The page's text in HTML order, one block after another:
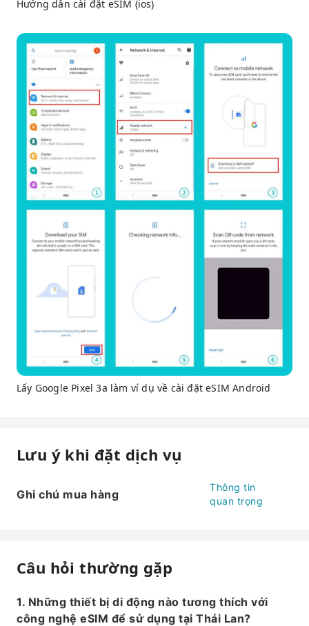
Hướng dẫn cài đặt eSIM (ios)
Lấy Google Pixel 3a làm ví dụ về cài đặt eSIM Android
Lưu ý khi đặt dịch vụ
Ghi chú mua hàng
Thông tin
quan trọng
Câu hỏi thường gặp
1. Những thiết bị di động nào tương thích với
công nghệ eSIM để sử dụng tại Thái Lan?